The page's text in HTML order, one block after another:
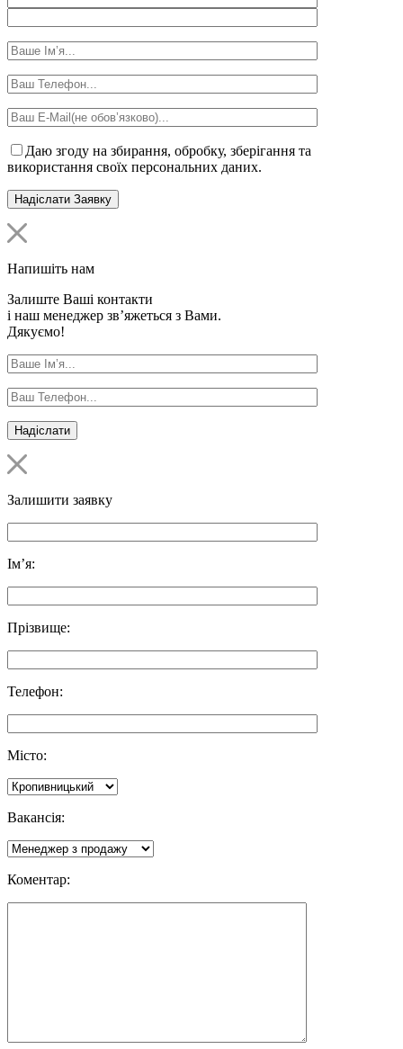
Даю згоду на збирання, обробку, зберігання та
використання своїх персональних даних.
Напишіть нам
Залиште Ваші контакти
і наш менеджер зв’яжеться з Вами.
Дякуємо!
Залишити заявку
Ім’я:
Прізвище:
Телефон:
Місто:
Вакансія:
Коментар: